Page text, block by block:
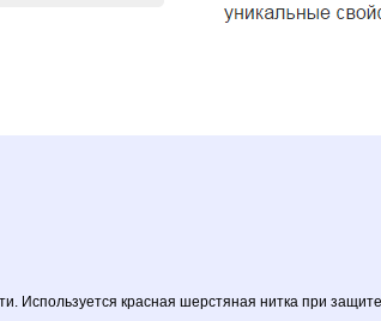
Используется красная шерстяная нитка при